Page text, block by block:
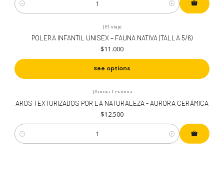
Cantidad
| El viaje
POLERA INFANTIL UNISEX – FAUNA NATIVA (TALLA 5/6)
$11.000
See options
|Aurora Cerámica
AROS TEXTURIZADOS POR LA NATURALEZA - AURORA CERÁMICA
$12.500
Cantidad